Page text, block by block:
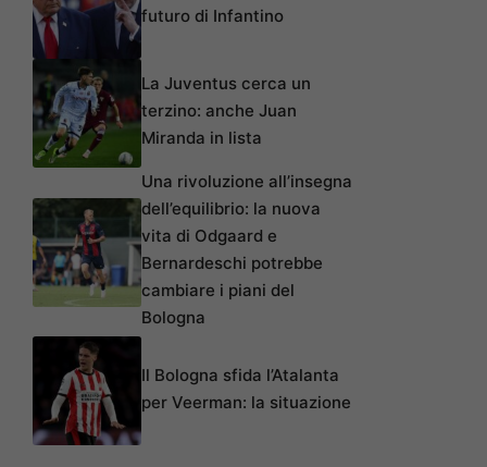
futuro di Infantino
La Juventus cerca un
terzino: anche Juan
Miranda in lista
Una rivoluzione all’insegna
dell’equilibrio: la nuova
vita di Odgaard e
Bernardeschi potrebbe
cambiare i piani del
Bologna
Il Bologna sfida l’Atalanta
per Veerman: la situazione